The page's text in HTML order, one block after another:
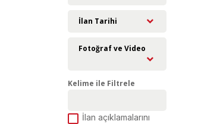
İlan Tarihi
Fotoğraf ve Video
Kelime ile Filtrele
İlan açıklamalarını